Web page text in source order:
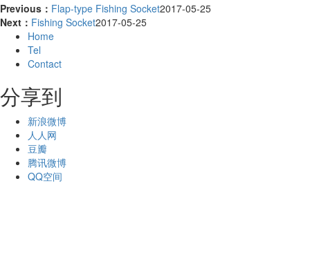
Previous： Flap-type Fishing Socket2017-05-25
Next： Fishing Socket2017-05-25
Home
Tel
Contact
分享到
新浪微博
人人网
豆瓣
腾讯微博
QQ空间